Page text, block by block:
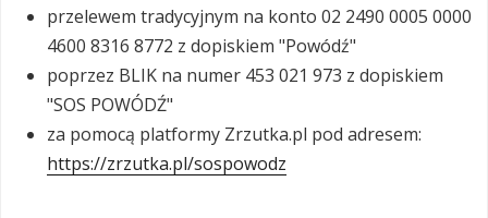
przelewem tradycyjnym na konto 02 2490 0005 0000
4600 8316 8772 z dopiskiem "Powódź"
poprzez BLIK na numer 453 021 973 z dopiskiem
"SOS POWÓDŹ"
za pomocą platformy Zrzutka.pl pod adresem:
https://zrzutka.pl/sospowodz